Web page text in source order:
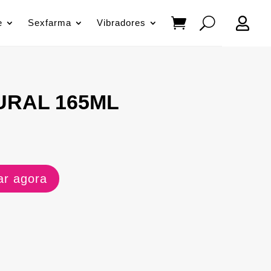
Sexfarma Vibradores 
165ML
agora